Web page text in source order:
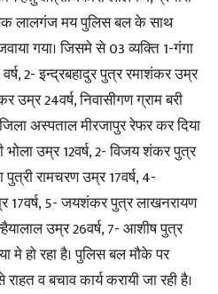
लालगंज मय पुलिस बल के साथ
गया। जिसमे से 03 व्यक्ति 1-गंगा
2- इन्द्रबहादुर पुत्र रमाशंकर उम्र
उम्र 24वर्ष, निवासीगण ग्राम बरी
अस्पताल मीरजापुर रेफर कर दिया
भोला उम्र 12वर्ष, 2- विजय शंकर पुत्र
रामचरण उम्र 17वर्ष, 4-
17वर्ष, 5- जयशंकर पुत्र लाखनरायण
उम्र 26वर्ष, 7- आशीष पुत्र
मे हो रहा है। पुलिस बल मौके पर
व बचाव कार्य करायी जा रही है।